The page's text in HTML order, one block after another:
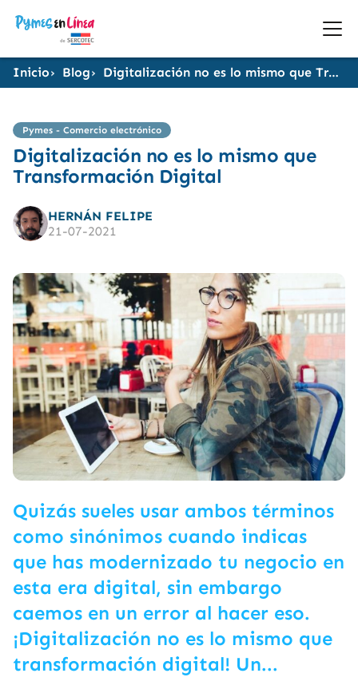
Inicio Blog Digitalización no es lo mismo que Transformación Digital
Pymes - Comercio electrónico
Digitalización no es lo mismo que
Transformación Digital
HERNÁN FELIPE
21-07-2021
Quizás sueles usar ambos términos
como sinónimos cuando indicas
que has modernizado tu negocio en
esta era digital, sin embargo
caemos en un error al hacer eso.
¡Digitalización no es lo mismo que
transformación digital! Un...